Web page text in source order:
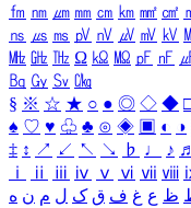
㎙ ㎚ ㎛ ㎜ ㎝ ㎞ ㎟ ㎠
㎱ ㎲ ㎳ ㎴ ㎵ ㎶ ㎷ ㎸
㎒ ㎓ ㎔ Ω ㏀ ㏁ ㎊ ㎋
㏃ ㏉ ㏜ ㏆
§ ※ ☆ ★ ○ ● ◎ ◇ ◆
♠ ♡ ♥ ♧ ♣ ⊙ ◈ ▣ ◐ ◑
‡ ↕ ↗ ↙ ↖ ↘ ♭ ♩ ♪ ♬
ⅰ
ⅱ ⅲ ⅳ ⅴ ⅵ ⅶ ⅷ
ظ ع غ ف ق ک ل م ن ه